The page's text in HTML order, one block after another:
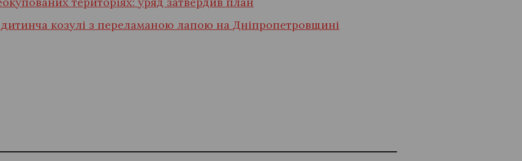
дитинча козулі з переламаною лапою на Дніпропетровщині